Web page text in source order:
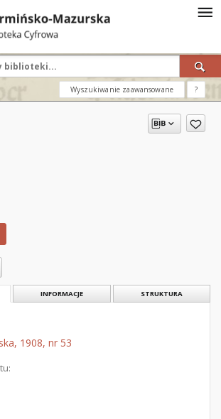
Wyszukiwanie zaawansowane ?
INFORMACJE STRUKTURA
1908, nr 53